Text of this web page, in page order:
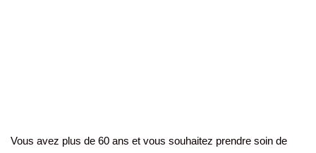
Vous avez plus de 60 ans et vous souhaitez prendre soin de